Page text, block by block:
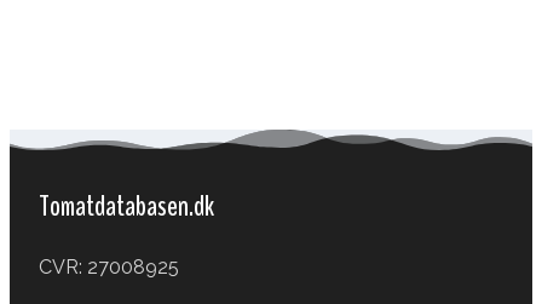
Tomatdatabasen.dk
CVR: 27008925